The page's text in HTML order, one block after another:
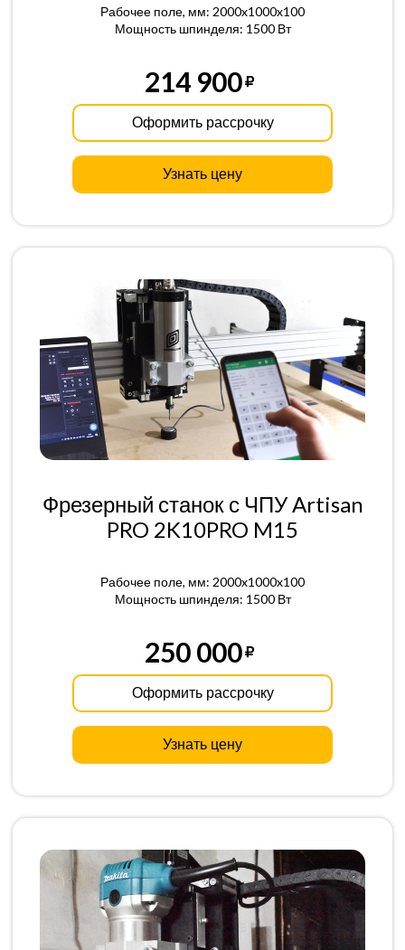
Рабочее поле, мм: 2000x1000x100
Мощность шпинделя: 1500 Вт
214 900
Оформить рассрочку
Узнать цену
Фрезерный станок с ЧПУ Artisan
PRO 2K10PRO M15
Рабочее поле, мм: 2000x1000x100
Мощность шпинделя: 1500 Вт
250 000
Оформить рассрочку
Узнать цену